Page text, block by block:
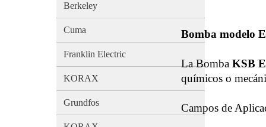
Berkeley
Cuma
Franklin Electric
KORAX
Grundfos
Bomba modelo
La Bomba KSB
químicos o
Campos de